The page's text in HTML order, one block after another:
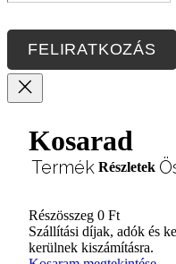
FELIRATKOZÁS
Kosarad
Termékek
Termék Részletek
Részösszeg 0 Ft
Szállítási díjak, adók és
kerülnek kiszámításra.